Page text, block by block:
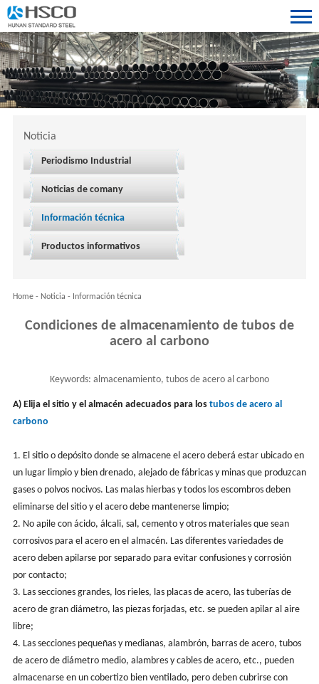
Noticia
Periodismo Industrial
Noticias de comany
Información técnica
Productos informativos
Home- Noticia - Información técnica
Condiciones de almacenamiento de tubos de
acero al carbono
Keywords: almacenamiento, tubos de acero al carbono
A) Elija el sitio y el almacén adecuados para los tubos de acero al
carbono
1. El sitio o depósito donde se almacene el acero deberá estar ubicado en
un lugar limpio y bien drenado, alejado de fábricas y minas que produzcan
gases o polvos nocivos. Las malas hierbas y todos los escombros deben
eliminarse del sitio y el acero debe mantenerse limpio;
2. No apile con ácido, álcali, sal, cemento y otros materiales que sean
corrosivos para el acero en el almacén. Las diferentes variedades de
acero deben apilarse por separado para evitar confusiones y corrosión
por contacto;
3. Las secciones grandes, los rieles, las placas de acero, las tuberías de
acero de gran diámetro, las piezas forjadas, etc. se pueden apilar al aire
libre;
4. Las secciones pequeñas y medianas, alambrón, barras de acero, tubos
de acero de diámetro medio, alambres y cables de acero, etc., pueden
almacenarse en un cobertizo bien ventilado, pero deben cubrirse con